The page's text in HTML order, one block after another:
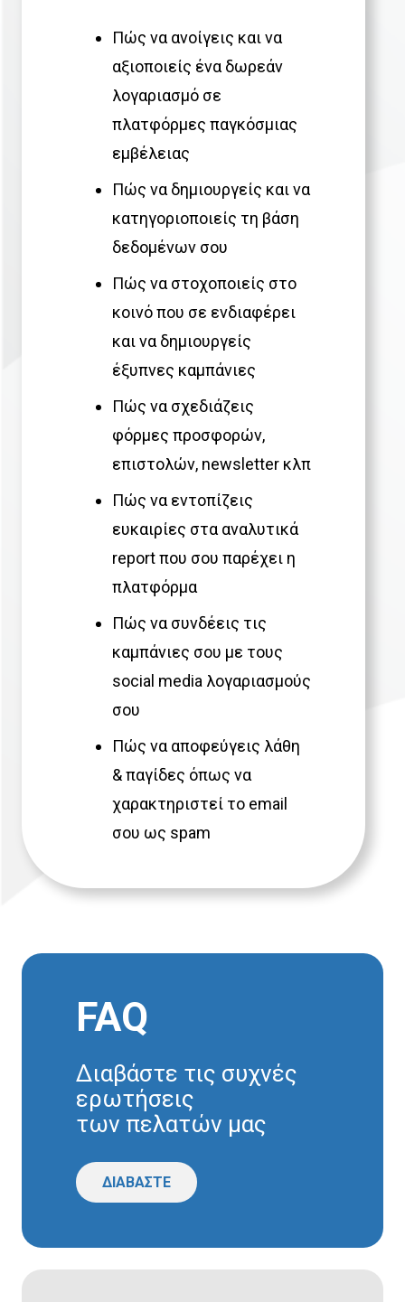
Πώς να ανοίγεις και να
αξιοποιείς ένα δωρεάν
λογαριασμό σε
πλατφόρμες παγκόσμιας
εμβέλειας
Πώς να δημιουργείς και να
κατηγοριοποιείς τη βάση
δεδομένων σου
Πώς να στοχοποιείς στο
κοινό που σε ενδιαφέρει
και να δημιουργείς
έξυπνες καμπάνιες
Πώς να σχεδιάζεις
φόρμες προσφορών,
επιστολών, newsletter κλπ
Πώς να εντοπίζεις
ευκαιρίες στα αναλυτικά
report που σου παρέχει η
πλατφόρμα
Πώς να συνδέεις τις
καμπάνιες σου με τους
social media λογαριασμούς
σου
Πώς να αποφεύγεις λάθη
& παγίδες όπως να
χαρακτηριστεί το email
σου ως spam
FAQ
Διαβάστε τις συχνές
ερωτήσεις
των πελατών μας
ΔΙΑΒΑΣΤΕ